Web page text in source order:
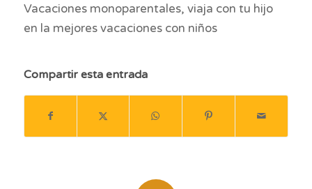
Vacaciones monoparentales, viaja con tu hijo
en la mejores vacaciones con niños
Compartir esta entrada